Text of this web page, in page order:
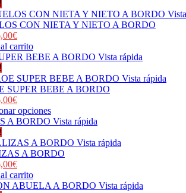
CON NIETA Y NIETO A BORDO
€
carrito
Vista rápida
Vista rápida
SUPER BEBE A BORDO
€
opciones
Vista rápida
Vista rápida
A BORDO
€
carrito
Vista rápida